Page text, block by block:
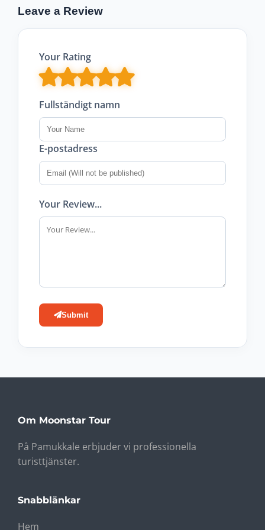
Leave a Review
Your Rating
Fullständigt namn
E-postadress
Your Review...
Submit
Om Moonstar Tour
På Pamukkale erbjuder vi professionella
turisttjänster.
Snabblänkar
Hem